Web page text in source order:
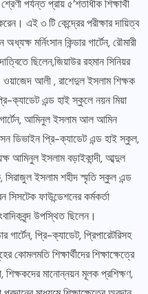
পর্যন্ত প্রায় ৫’শতাধীক শিক্ষার্থী
এই ৩ টি কেন্দ্রের পরীক্ষার দায়িত্ব
মর্নিংসান কিন্ডার গার্টেন, রৌমারী
দাত্বিতে ছিলেন,জিয়াউর রহমান সিনিয়র
ও ওয়াজেদ আলী , রাশেদুল ইসলাম শিক্ষক
ক্যাডেট এন্ড হাই স্কুলে নয়ন মিয়া
গার্টেন, আমিনুল ইসলাম আল আমিন
ডিভাইন প্রি-ক্যাডেট এন্ড হাই স্কুল,
আমিনুল ইসলাম বড়াইকান্দী, আব্দুল
ইসলাম শহীদ স্মৃতি স্কুল এন্ড
সিসটেক ফাউন্ডেশনের কর্মকর্তা
উপস্থিত ছিলেন।
গার্টেন, প্রি-ক্যাডেট, প্রিপারেটরিসহ
কোমলমতি শিক্ষার্থীদের শিক্ষাক্ষেত্রে
শিক্ষকদের মানোন্নয়ন মূলক প্রশিক্ষণ,